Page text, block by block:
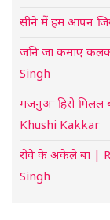
सीने में हम आपन
जनि जा कमाए
Singh
मजनुआ हिरो
Khushi Kakkar
रोवे के अकेले बा |
Singh